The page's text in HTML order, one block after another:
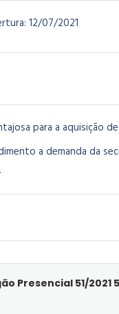
12/07/2021
para a aquisição
a demanda da
Presencial 51/2021